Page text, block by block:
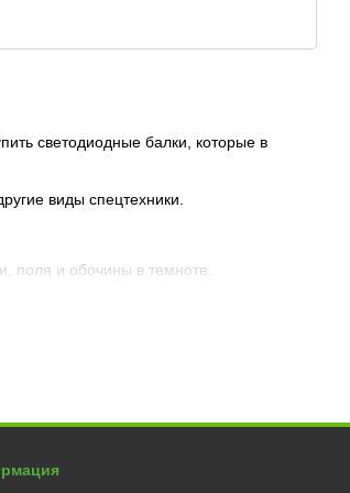
светодиодные балки, которые в
виды спецтехники.
поля и обочины в темноте.